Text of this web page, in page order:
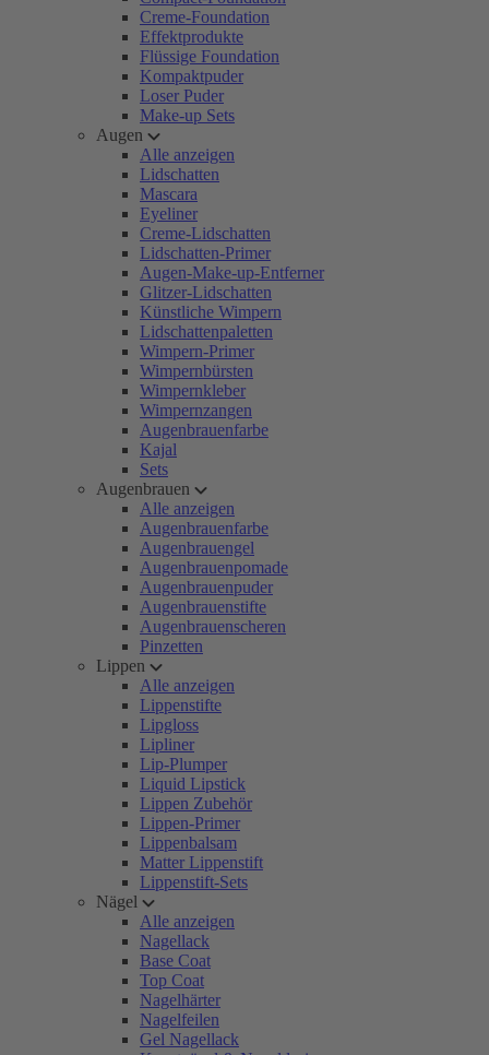
Creme-Foundation
Effektprodukte
Flüssige Foundation
Kompaktpuder
Loser Puder
Make-up Sets
Augen
Alle anzeigen
Lidschatten
Mascara
Eyeliner
Creme-Lidschatten
Lidschatten-Primer
Augen-Make-up-Entferner
Glitzer-Lidschatten
Künstliche Wimpern
Lidschattenpaletten
Wimpern-Primer
Wimpernbürsten
Wimpernkleber
Wimpernzangen
Augenbrauenfarbe
Kajal
Sets
Augenbrauen
Alle anzeigen
Augenbrauenfarbe
Augenbrauengel
Augenbrauenpomade
Augenbrauenpuder
Augenbrauenstifte
Augenbrauenscheren
Pinzetten
Lippen
Alle anzeigen
Lippenstifte
Lipgloss
Lipliner
Lip-Plumper
Liquid Lipstick
Lippen Zubehör
Lippen-Primer
Lippenbalsam
Matter Lippenstift
Lippenstift-Sets
Nägel
Alle anzeigen
Nagellack
Base Coat
Top Coat
Nagelhärter
Nagelfeilen
Gel Nagellack